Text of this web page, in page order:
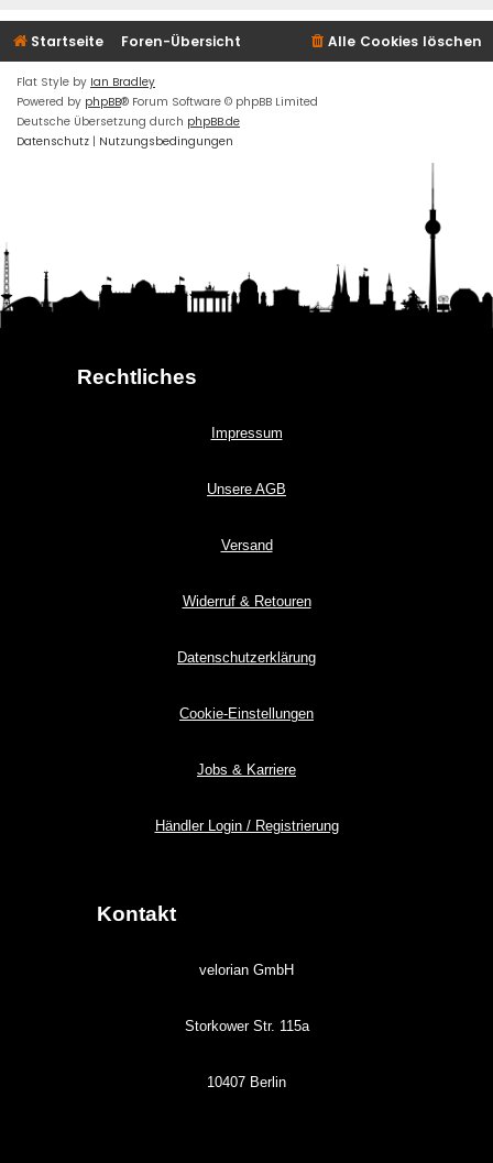
Startseite Foren-Übersicht Alle Cookies löschen
Flat Style by Ian Bradley
Powered by phpBB® Forum Software © phpBB Limited
Deutsche Übersetzung durch phpBB.de
Datenschutz | Nutzungsbedingungen
Rechtliches
Impressum
Unsere AGB
Versand
Widerruf & Retouren
Datenschutzerklärung
Cookie-Einstellungen
Jobs & Karriere
Händler Login / Registrierung
Kontakt
velorian GmbH
Storkower Str. 115a
10407 Berlin